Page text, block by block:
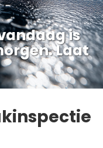
is
Laat